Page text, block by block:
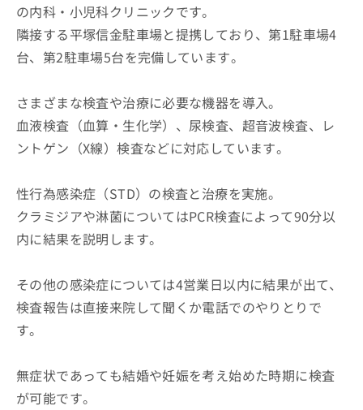
の内科・小児科クリニックです。
隣接する平塚信金駐車場と提携しており、第1駐車場4
台、第2駐車場5台を完備しています。
さまざまな検査や治療に必要な機器を導入。
血液検査（血算・生化学）、尿検査、超音波検査、レ
ントゲン（X線）検査などに対応しています。
性行為感染症（STD）の検査と治療を実施。
クラミジアや淋菌についてはPCR検査によって90分以
内に結果を説明します。
その他の感染症については4営業日以内に結果が出て、
検査報告は直接来院して聞くか電話でのやりとりで
す。
無症状であっても結婚や妊娠を考え始めた時期に検査
が可能です。